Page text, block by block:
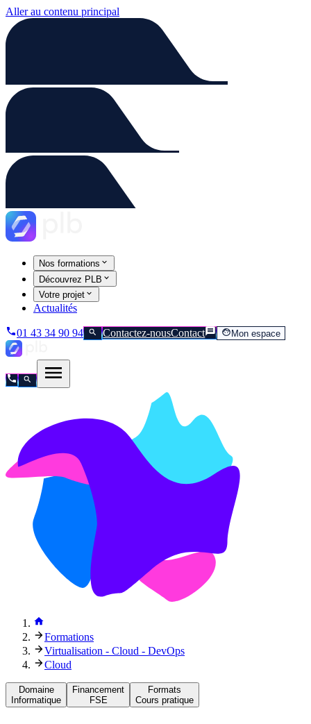
Aller au contenu principal
Nos formations
Découvrez PLB
Votre projet
Actualités
01 43 34 90 94 Contactez-nousContact Mon espace
Formations
Virtualisation - Cloud - DevOps
Cloud
Domaine
Informatique
Financement
FSE
Formats
Cours pratique